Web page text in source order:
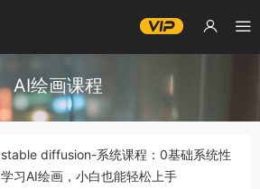
AI绘画课程
stable diffusion-系统课程：0基础系统性
学习AI绘画，小白也能轻松上手